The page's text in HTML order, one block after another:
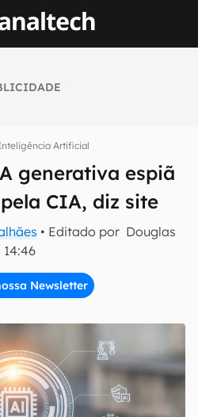
Artificial
generativa espiã
CIA, diz site
• Editado por Douglas
Newsletter
tecnologia em primeira
do Canaltech.